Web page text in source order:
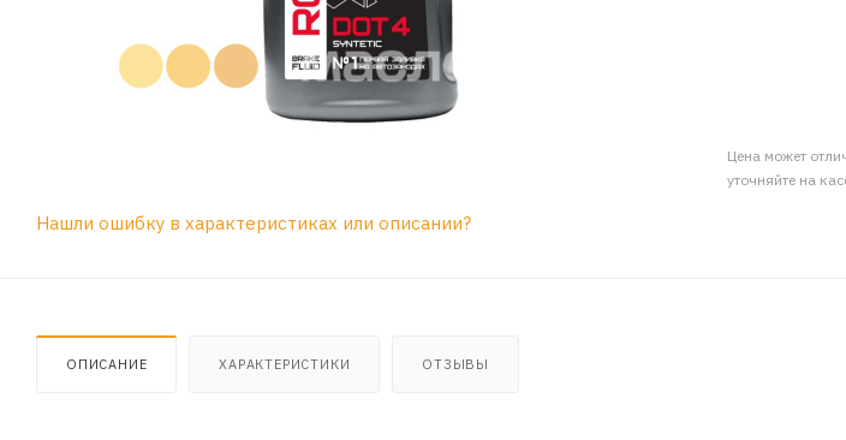
Цена может
уточняйте на
Нашли ошибку в характеристиках или описании?
ОПИСАНИЕ ХАРАКТЕРИСТИКИ ОТЗЫВЫ